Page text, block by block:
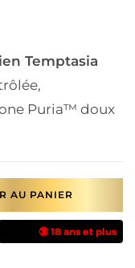
Temptasia
Puria™ doux
AU PANIER
🔞 18 ans et plus